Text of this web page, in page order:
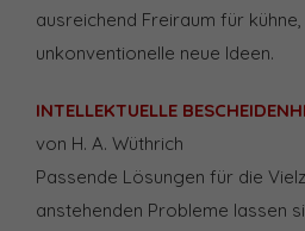
ausreichend Freiraum für
unkonventionelle neue Ideen.
INTELLEKTUELLE
von H. A. Wüthrich
Passende Lösungen für die
anstehenden Probleme lassen